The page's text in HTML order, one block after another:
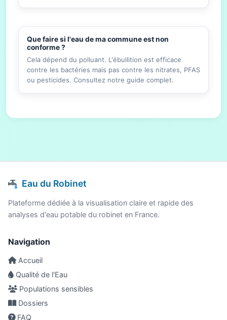
Que faire si l'eau de ma commune est non
conforme ?
Cela dépend du polluant. L'ébullition est efficace
contre les bactéries mais pas contre les nitrates, PFAS
ou pesticides. Consultez notre guide complet.
Eau du Robinet
Plateforme dédiée à la visualisation claire et rapide des
analyses d'eau potable du robinet en France.
Navigation
Accueil
Qualité de l'Eau
Populations sensibles
Dossiers
FAQ